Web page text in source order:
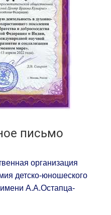
письмо
организация
детско-юношеского
А.А.Остапца-